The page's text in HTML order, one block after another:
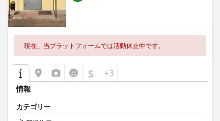
現在、当プラットフォームでは活動休止中です。
$ +3
情報
カテゴリー